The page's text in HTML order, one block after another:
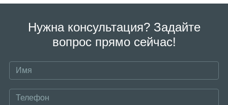
Нужна консультация? Задайте
вопрос прямо сейчас!